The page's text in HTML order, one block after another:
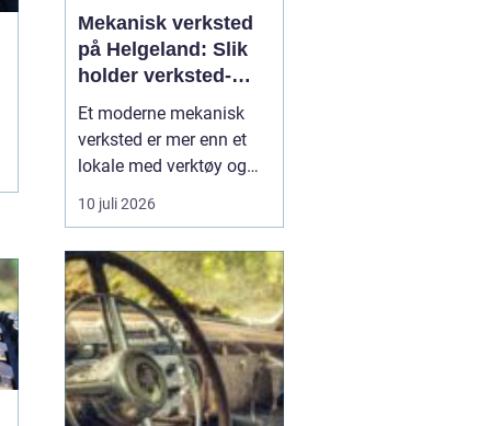
Mekanisk verksted
på Helgeland: Slik
holder verksted-
maskiner i gang
Et moderne mekanisk
verksted er mer enn et
lokale med verktøy og
sveiseapparat. For
mange bedrifter er
som sørger for at
maskiner, kjøretøy og
produksjonsutstyr ikke
står stille. Når e...
10 juli 2026